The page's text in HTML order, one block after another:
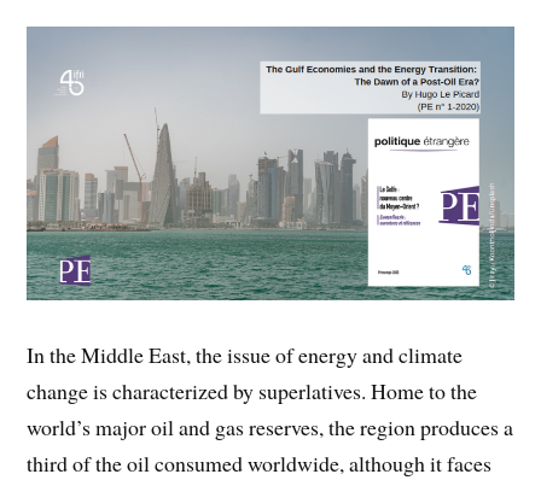
In the Middle East, the issue of energy and climate
change is characterized by superlatives. Home to the
world’s major oil and gas reserves, the region produces a
third of the oil consumed worldwide, although it faces